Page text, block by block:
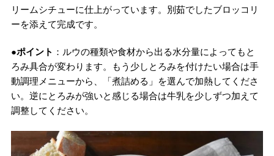
リームシチューに仕上がっています。別茹でしたブロッコリ
ーを添えて完成です。
●ポイント ：ルウの種類や食材から出る水分量によってもと
ろみ具合が変わります。もう少しとろみを付けたい場合は手
動調理メニューから、「煮詰める」を選んで加熱してくださ
い。逆にとろみが強いと感じる場合は牛乳を少しずつ加えて
調整してください。